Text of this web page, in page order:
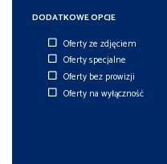
DODATKOWE OPCJE
Oferty ze zdjęciem
Oferty specjalne
Oferty bez prowizji
Oferty na wyłączność